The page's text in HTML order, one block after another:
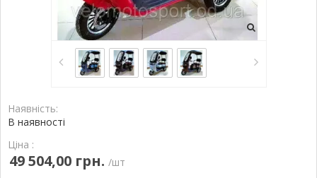
Наявність:
В наявності
Ціна :
49 504,00 грн. /шт